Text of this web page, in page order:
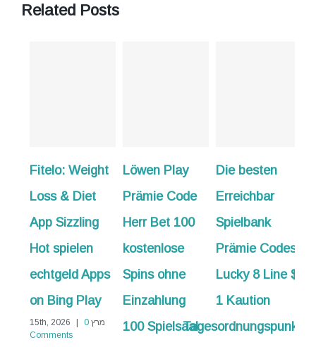
Related Posts
Löwen Play
Prämie Code
Herr Bet 100
kostenlose
Spins ohne
Einzahlung
100 Spielsaal
Die besten
Erreichbar
Spielbank
Prämie Codes
Lucky 8 Line $
1 Kaution
Tagesordnungspunkt
50 Freispiele
bloß
Einzahlung
Sofort
erhältlich
zusätzliche
Informationen